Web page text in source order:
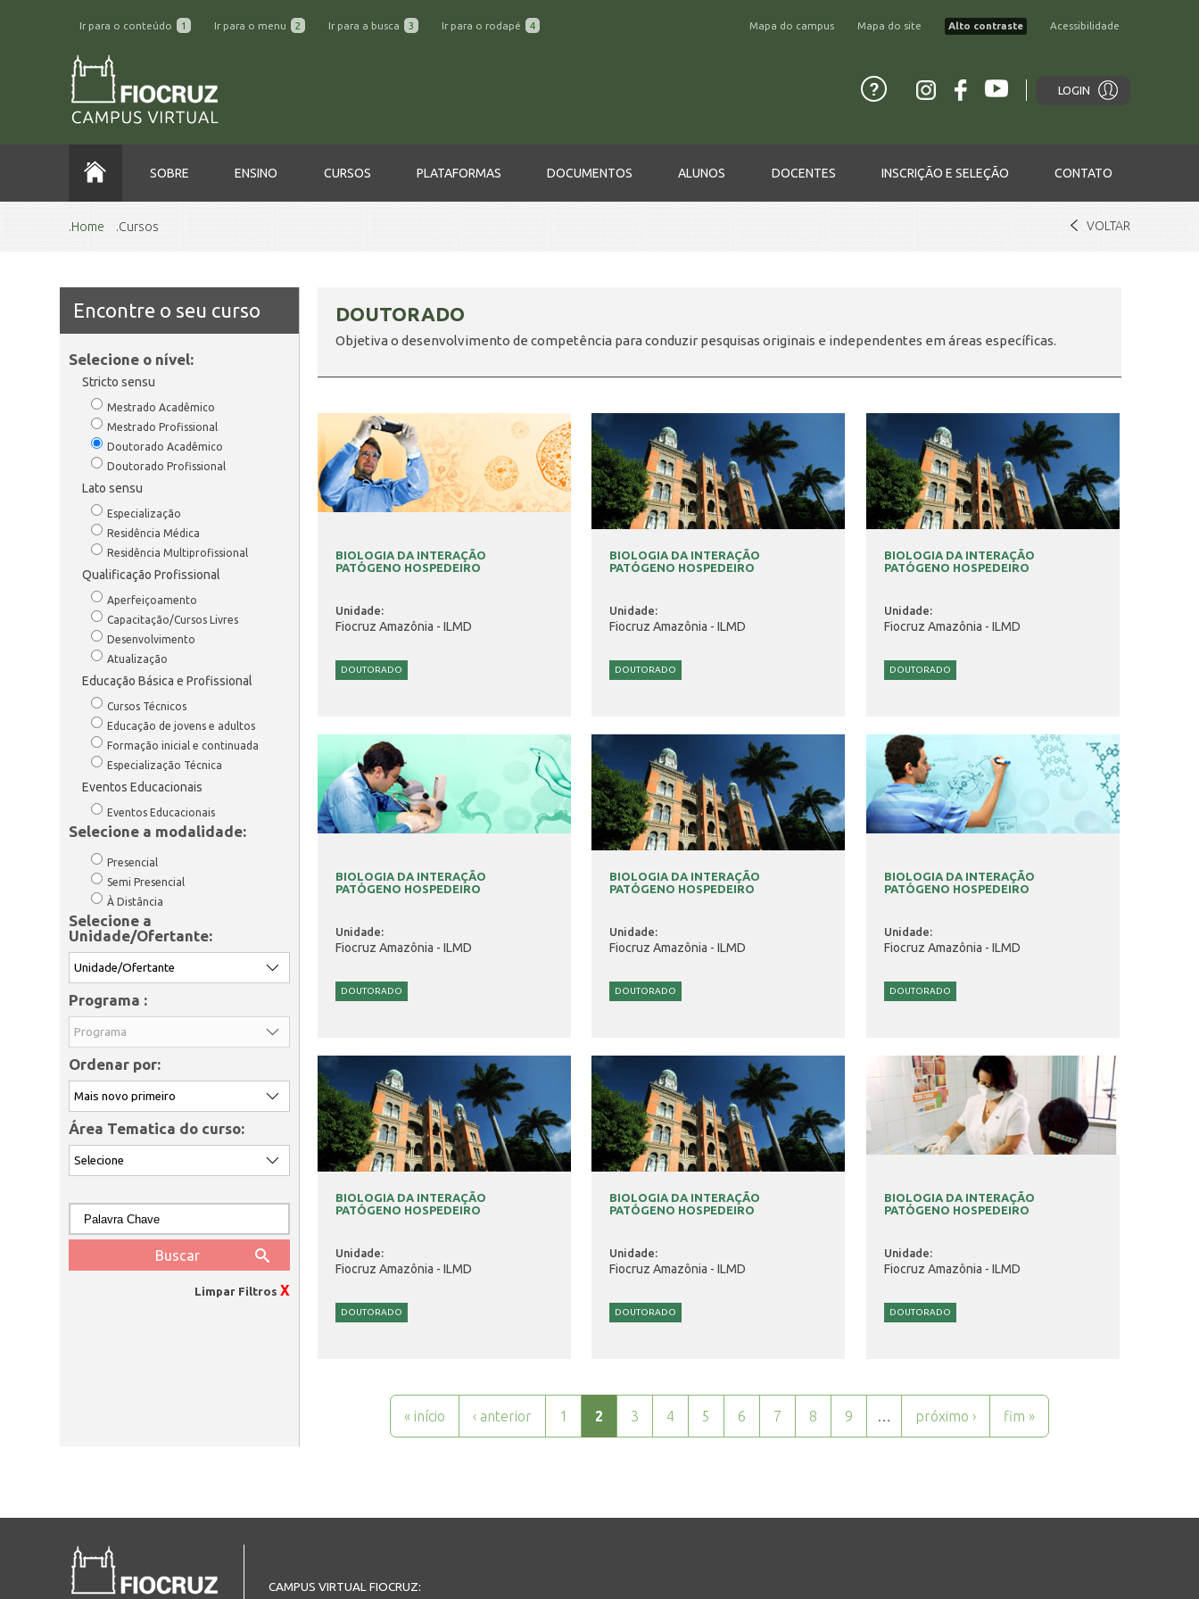
Ir para o conteúdo 1 Ir para o menu 2 Ir para a busca 3 Ir para o rodapé 4 Mapa do campus Mapa do site Alto contraste Acessibilidade
LOGIN
SOBRE ENSINO CURSOS PLATAFORMAS DOCUMENTOS ALUNOS DOCENTES INSCRIÇÃO E SELEÇÃO CONTATO
Home Cursos VOLTAR
Encontre o seu curso
Selecione o nível:
Stricto sensu
Mestrado Acadêmico
Mestrado Profissional
Doutorado Acadêmico
Doutorado Profissional
Lato sensu
Especialização
Residência Médica
Residência Multiprofissional
Qualificação Profissional
Aperfeiçoamento
Capacitação/Cursos Livres
Desenvolvimento
Atualização
Educação Básica e Profissional
Cursos Técnicos
Educação de jovens e adultos
Formação inicial e continuada
Especialização Técnica
Eventos Educacionais
Eventos Educacionais
Selecione a modalidade:
Presencial
Semi Presencial
À Distância
Selecione a
Unidade/Ofertante:
Programa :
Ordenar por:
Área Tematica do curso:
Limpar Filtros X
DOUTORADO
Objetiva o desenvolvimento de competência para conduzir pesquisas originais e independentes em áreas específicas.
BIOLOGIA DA INTERAÇÃO
PATÓGENO HOSPEDEIRO
Unidade:
Fiocruz Amazônia - ILMD
DOUTORADO
BIOLOGIA DA INTERAÇÃO
PATÓGENO HOSPEDEIRO
Unidade:
Fiocruz Amazônia - ILMD
DOUTORADO
BIOLOGIA DA INTERAÇÃO
PATÓGENO HOSPEDEIRO
Unidade:
Fiocruz Amazônia - ILMD
DOUTORADO
BIOLOGIA DA INTERAÇÃO
PATÓGENO HOSPEDEIRO
Unidade:
Fiocruz Amazônia - ILMD
DOUTORADO
BIOLOGIA DA INTERAÇÃO
PATÓGENO HOSPEDEIRO
Unidade:
Fiocruz Amazônia - ILMD
DOUTORADO
BIOLOGIA DA INTERAÇÃO
PATÓGENO HOSPEDEIRO
Unidade:
Fiocruz Amazônia - ILMD
DOUTORADO
BIOLOGIA DA INTERAÇÃO
PATÓGENO HOSPEDEIRO
Unidade:
Fiocruz Amazônia - ILMD
DOUTORADO
BIOLOGIA DA INTERAÇÃO
PATÓGENO HOSPEDEIRO
Unidade:
Fiocruz Amazônia - ILMD
DOUTORADO
BIOLOGIA DA INTERAÇÃO
PATÓGENO HOSPEDEIRO
Unidade:
Fiocruz Amazônia - ILMD
DOUTORADO
« início ‹ anterior 1 2 3 4 5 6 7 8 9 … próximo › fim »
CAMPUS VIRTUAL FIOCRUZ: